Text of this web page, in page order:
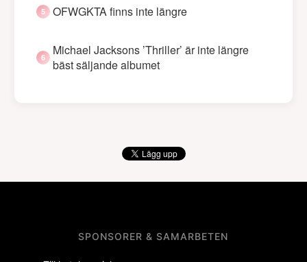
OFWGKTA finns inte längre
Michael Jacksons ’Thriller’ är inte längre
bäst säljande albumet
SPONSORER & SAMARBETEN